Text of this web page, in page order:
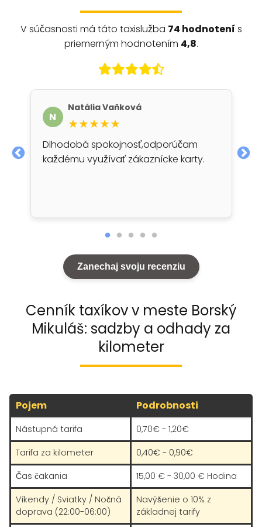
V súčasnosti má táto taxislužba 74 hodnotení s
priemerným hodnotením 4,8.
N
Natália Vaňková
★★★★★
Dlhodobá spokojnosť,odporúčam
každému využívať zákaznícke karty.
Zanechaj svoju recenziu
Cenník taxíkov v meste Borský
Mikuláš: sadzby a odhady za
kilometer
Pojem Podrobnosti
Nástupná tarifa
0,70€ - 1,20€
Tarifa za kilometer
0,40€ - 0,90€
Čas čakania
15,00 € - 30,00 € Hodina
Víkendy / Sviatky / Nočná
doprava (22:00-06:00)
Navýšenie o 10% z
základnej tarify